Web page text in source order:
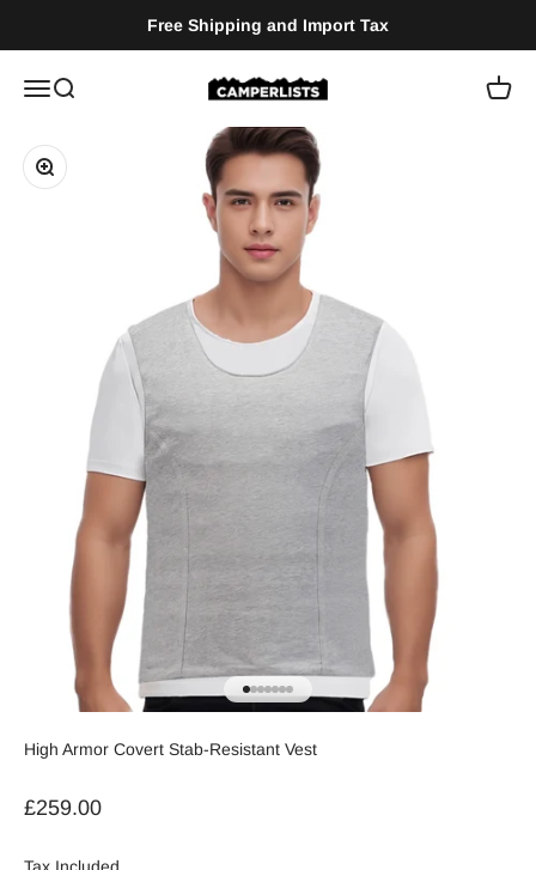
Free Shipping and Import Tax
MenùCerca Camperlists
Ingrandisci immagine
Vai all'articolo 1
Vai all'articolo 2
Vai all'articolo 3
Vai all'articolo 4
Vai all'articolo 5
Vai all'articolo 6
Vai all'articolo 7
High Armor Covert Stab-Resistant Vest
Prezzo scontato
£259.00
Tax Included